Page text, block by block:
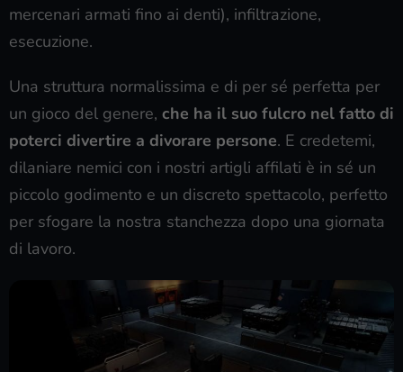
mercenari armati fino ai denti), infiltrazione,
esecuzione.
Una struttura normalissima e di per sé perfetta per
un gioco del genere, che ha il suo fulcro nel fatto di
poterci divertire a divorare persone. E credetemi,
dilaniare nemici con i nostri artigli affilati è in sé un
piccolo godimento e un discreto spettacolo, perfetto
per sfogare la nostra stanchezza dopo una giornata
di lavoro.